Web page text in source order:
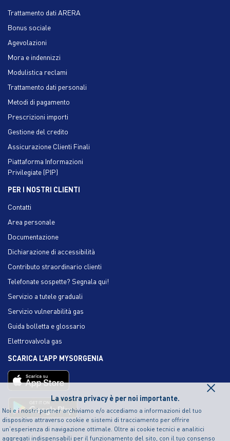
La vostra privacy è per noi importante.
Noi e i nostri partner archiviamo e/o accediamo a informazioni del tuo
dispositivo attraverso cookie e sistemi di tracciamento per offrire
un’esperienza di navigazione ottimale. Oltre ai cookie tecnici e analitici
aggregati indispensabili per il funzionamento del sito, con il tuo consenso
×
Trattamento dati ARERA
Bonus sociale
Agevolazioni
Mora e indennizzi
Modulistica reclami
Trattamento dati personali
Metodi di pagamento
Prescrizioni importi
Gestione del credito
Assicurazione Clienti Finali
Piattaforma Informazioni
Privilegiate (PIP)
PER I NOSTRI CLIENTI
Contatti
Area personale
Documentazione
Dichiarazione di accessibilità
Contributo straordinario clienti
Telefonate sospette? Segnala qui!
Servizio a tutele graduali
Servizio vulnerabilità gas
Guida bolletta e glossario
Elettrovalvola gas
SCARICA L’APP MYSORGENIA